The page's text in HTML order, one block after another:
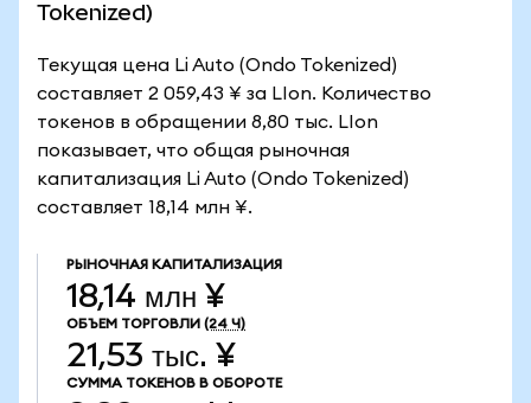
Tokenized)
Текущая цена Li Auto (Ondo Tokenized)
составляет 2 059,43 ¥ за LIon. Количество
токенов в обращении 8,80 тыс. LIon
показывает, что общая рыночная
капитализация Li Auto (Ondo Tokenized)
составляет 18,14 млн ¥.
РЫНОЧНАЯ КАПИТАЛИЗАЦИЯ
18,14 млн ¥
ОБЪЕМ ТОРГОВЛИ (24 Ч)
21,53 тыс. ¥
СУММА ТОКЕНОВ В ОБОРОТЕ